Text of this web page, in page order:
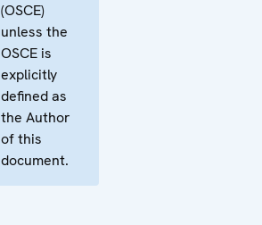
(OSCE)
unless the
OSCE is
explicitly
defined as
the Author
of this
document.